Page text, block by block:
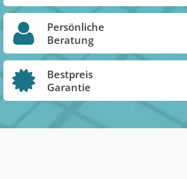
Persönliche
Beratung
Bestpreis
Garantie